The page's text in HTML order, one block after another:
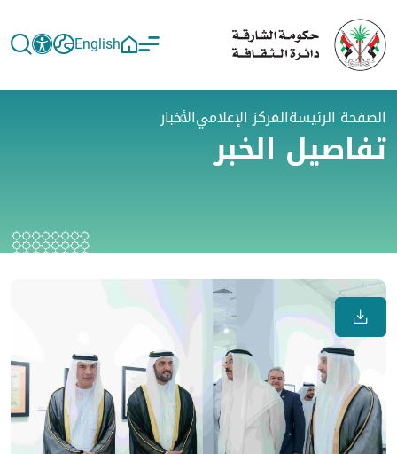
English
الصفحة الرئيسةالمركز الإعلاميالأخبار
تفاصيل الخبر